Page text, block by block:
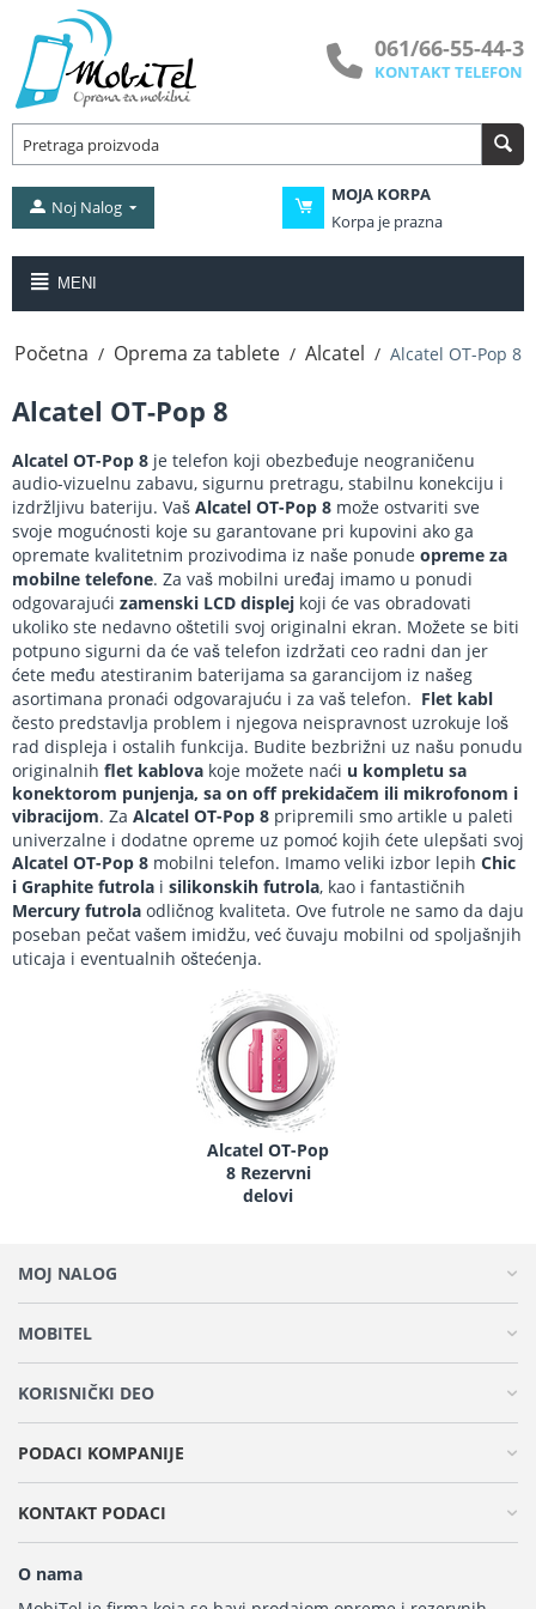
061/66-55-44-3
KONTAKT TELEFON
MOJA KORPA
Korpa je prazna
Noj Nalog
MENI
Početna / Oprema za tablete / Alcatel / Alcatel OT-Pop 8
Alcatel OT-Pop 8
Alcatel OT-Pop 8 je telefon koji obezbeđuje neograničenu
audio-vizuelnu zabavu, sigurnu pretragu, stabilnu konekciju i
izdržljivu bateriju. Vaš Alcatel OT-Pop 8 može ostvariti sve
svoje mogućnosti koje su garantovane pri kupovini ako ga
opremate kvalitetnim prozivodima iz naše ponude opreme za
mobilne telefone. Za vaš mobilni uređaj imamo u ponudi
odgovarajući zamenski LCD displej koji će vas obradovati
ukoliko ste nedavno oštetili svoj originalni ekran. Možete se biti
potpuno sigurni da će vaš telefon izdržati ceo radni dan jer
ćete među atestiranim baterijama sa garancijom iz našeg
asortimana pronaći odgovarajuću i za vaš telefon. Flet kabl
često predstavlja problem i njegova neispravnost uzrokuje loš
rad displeja i ostalih funkcija. Budite bezbrižni uz našu ponudu
originalnih flet kablova koje možete naći u kompletu sa
konektorom punjenja, sa on off prekidačem ili mikrofonom i
vibracijom. Za Alcatel OT-Pop 8 pripremili smo artikle u paleti
univerzalne i dodatne opreme uz pomoć kojih ćete ulepšati svoj
Alcatel OT-Pop 8 mobilni telefon. Imamo veliki izbor lepih Chic
i Graphite futrola i silikonskih futrola, kao i fantastičnih
Mercury futrola odličnog kvaliteta. Ove futrole ne samo da daju
poseban pečat vašem imidžu, već čuvaju mobilni od spoljašnjih
uticaja i eventualnih oštećenja.
Alcatel OT-Pop
8 Rezervni
delovi
MOJ NALOG
MOBITEL
KORISNIČKI DEO
PODACI KOMPANIJE
KONTAKT PODACI
O nama